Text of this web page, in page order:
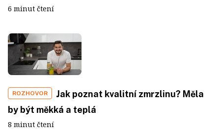
6 minut čtení
ROZHOVOR
Jak poznat kvalitní zmrzlinu? Měla
by být měkká a teplá
8 minut čtení